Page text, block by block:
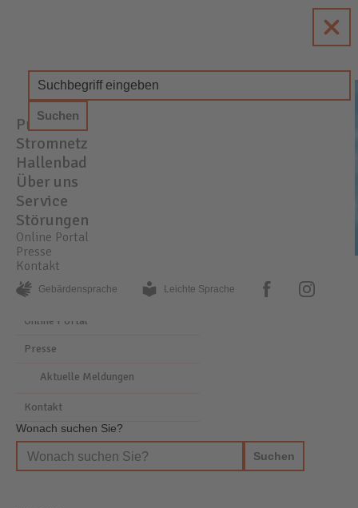
enewa
Online Portal
Presse
Kontakt
Gebärden­sprache Leichte Sprache facebook instagram
Produkte
Stromnetz
Hallenbad
Über uns
Service
Störungen
Online Portal
Presse
Aktuelle Meldungen
Kontakt
Wonach suchen Sie?